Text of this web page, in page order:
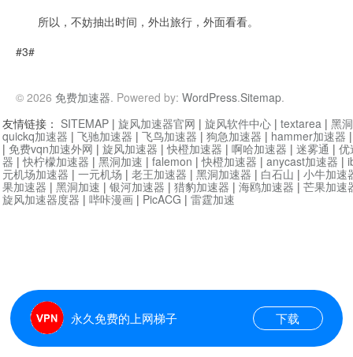
所以，不妨抽出时间，外出旅行，外面看看。
#3#
© 2026 免费加速器. Powered by: WordPress.Sitemap.
永久免费的上网梯子 下载
友情链接： SITEMAP | 旋风加速器官网 | 旋风软件中心 | textarea | 黑
quickq加速器 | 飞驰加速器 | 飞鸟加速器 | 狗急加速器 | hammer加速器
| 免费vqn加速外网 | 旋风加速器 |快橙加速器 | 啊哈加速器 | 迷雾通 | 优
器 |快柠檬加速器 | 黑洞加速 | falemon |快橙加速器 | anycast加速器 |
元机场加速器 | 一元机场 | 老王加速器 | 黑洞加速器 | 白石山 | 小牛加速
果加速器 | 黑洞加速 | 银河加速器 | 猎豹加速器 | 海鸥加速器 | 芒果加速
旋风加速器度器 | 哔咔漫画 | PicACG | 雷霆加速